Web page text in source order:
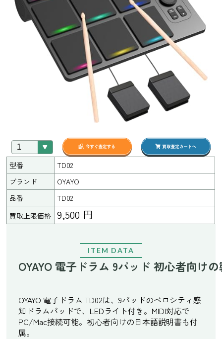
型番
TD02
ブランド
OYAYO
品番
TD02
買取上限価格
9,500 円
ITEM DATA
OYAYO 電子ドラム 9パッド 初心者向け
OYAYO 電子ドラム TD02は、9パッドのベロシティ感
知ドラムパッドで、LEDライト付き。MIDI対応で
PC/Mac接続可能。初心者向けの日本語説明書も付
属。